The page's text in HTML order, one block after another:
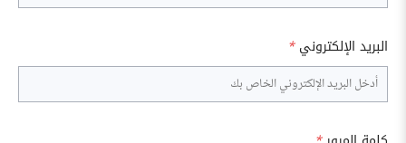
البريد الإلكتروني *